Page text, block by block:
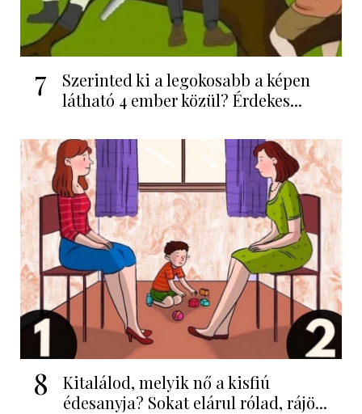
7
Szerinted ki a legokosabb a képen
látható 4 ember közül? Érdekes...
8
Kitalálod, melyik nő a kisfiú
édesanyja? Sokat elárul rólad, rájö...